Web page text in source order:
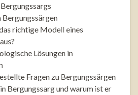
richtige Modell eines
Lösungen in
Fragen zu Bergungssärgen
Bergungssarg und warum ist er